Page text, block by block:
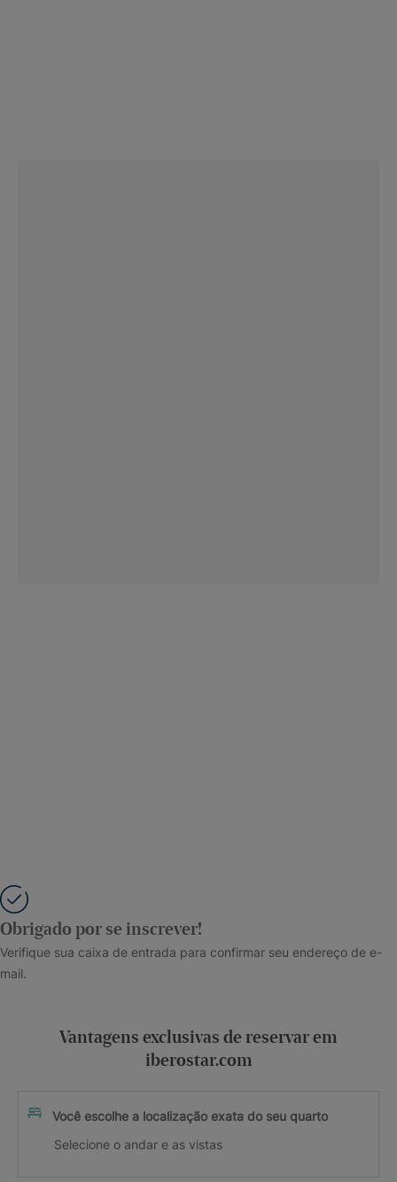
Obrigado por se inscrever!
Verifique sua caixa de entrada para confirmar seu endereço de e-
mail.
Vantagens exclusivas de reservar em
iberostar.com
Você escolhe a localização exata do seu quarto
Selecione o andar e as vistas